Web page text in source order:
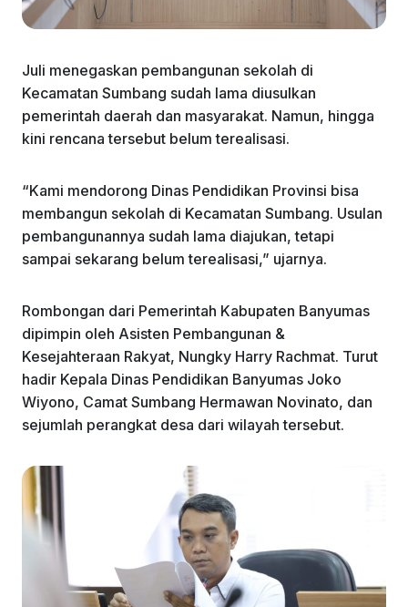
Juli menegaskan pembangunan sekolah di
Kecamatan Sumbang sudah lama diusulkan
pemerintah daerah dan masyarakat. Namun, hingga
kini rencana tersebut belum terealisasi.
“Kami mendorong Dinas Pendidikan Provinsi bisa
membangun sekolah di Kecamatan Sumbang. Usulan
pembangunannya sudah lama diajukan, tetapi
sampai sekarang belum terealisasi,” ujarnya.
Rombongan dari Pemerintah Kabupaten Banyumas
dipimpin oleh Asisten Pembangunan &
Kesejahteraan Rakyat, Nungky Harry Rachmat. Turut
hadir Kepala Dinas Pendidikan Banyumas Joko
Wiyono, Camat Sumbang Hermawan Novinato, dan
sejumlah perangkat desa dari wilayah tersebut.